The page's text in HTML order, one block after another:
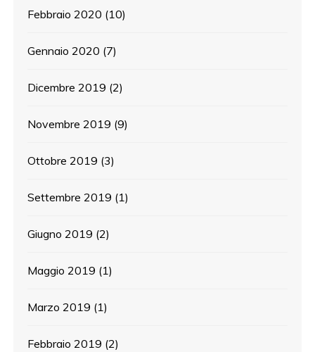
Febbraio 2020 (10)
Gennaio 2020 (7)
Dicembre 2019 (2)
Novembre 2019 (9)
Ottobre 2019 (3)
Settembre 2019 (1)
Giugno 2019 (2)
Maggio 2019 (1)
Marzo 2019 (1)
Febbraio 2019 (2)